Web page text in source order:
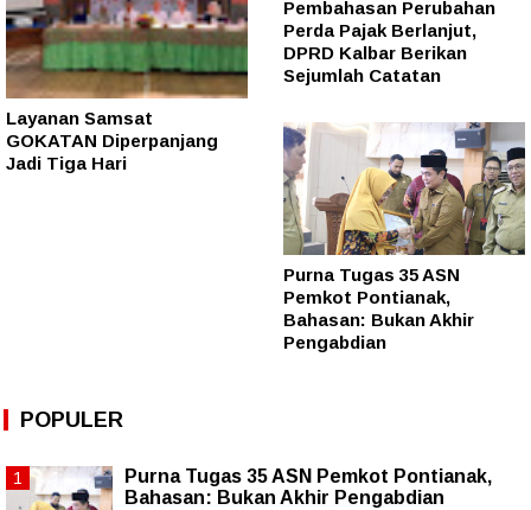
Layanan Samsat
GOKATAN Diperpanjang
Jadi Tiga Hari
Pembahasan Perubahan
Perda Pajak Berlanjut,
DPRD Kalbar Berikan
Sejumlah Catatan
Purna Tugas 35 ASN
Pemkot Pontianak,
Bahasan: Bukan Akhir
Pengabdian
POPULER
Purna Tugas 35 ASN Pemkot Pontianak,
Bahasan: Bukan Akhir Pengabdian